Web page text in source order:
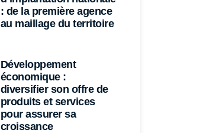
: de la première agence
au maillage du territoire
Développement
économique :
diversifier son offre de
produits et services
pour assurer sa
croissance